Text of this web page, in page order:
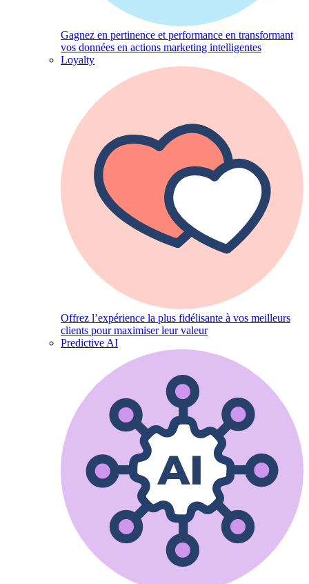
Gagnez en pertinence et performance en transformant
vos données en actions marketing intelligentes
Loyalty
Offrez l’expérience la plus fidélisante à vos meilleurs
clients pour maximiser leur valeur
Predictive AI